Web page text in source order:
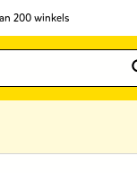
200 winkels